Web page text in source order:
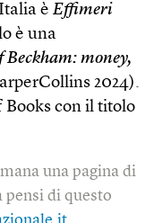
è Effimeri
è una
Beckham: money,
2024).
Books con il titolo
una pagina di
pensi di questo